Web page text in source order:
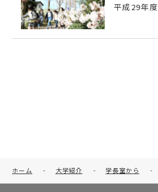
平成29年度
ホーム - 大学紹介 - 学長室から -